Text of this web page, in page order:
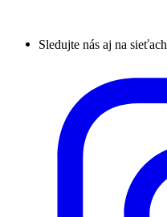
Sledujte nás aj na sieťach